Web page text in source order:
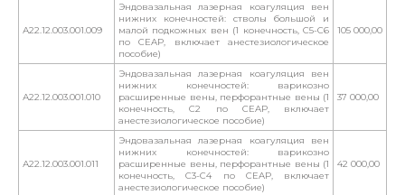
А22.12.003.001.009
Эндовазальная лазерная коагуляция вен
нижних конечностей: стволы большой и
малой подкожных вен (1 конечность, С5-С6
по CEAP, включает анестезиологическое
пособие)
105 000,00
А22.12.003.001.010
Эндовазальная лазерная коагуляция вен
нижних конечностей: варикозно
расширенные вены, перфорантные вены (1
конечность, С2 по CEAP, включает
анестезиологическое пособие)
37 000,00
А22.12.003.001.011
Эндовазальная лазерная коагуляция вен
нижних конечностей: варикозно
расширенные вены, перфорантные вены (1
конечность, С3-С4 по CEAP, включает
анестезиологическое пособие)
42 000,00